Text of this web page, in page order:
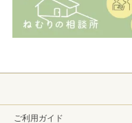
ご利用ガイド